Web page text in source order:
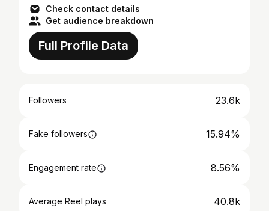
Check contact details
Get audience breakdown
Full Profile Data
Followers 23.6k
Fake followers 15.94%
Engagement rate 8.56%
Average Reel plays 40.8k